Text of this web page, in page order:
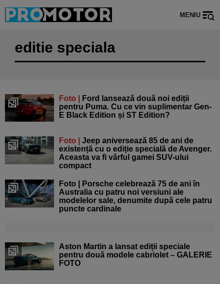
MENIU
editie speciala
Foto |
Ford lansează două noi ediții
pentru Puma. Cu ce vin suplimentar Gen-
E Black Edition și ST Edition?
Foto |
Jeep aniversează 85 de ani de
existență cu o ediție specială de Avenger.
Aceasta va fi vârful gamei SUV-ului
compact
Foto | Porsche celebrează 75 de ani în
Australia cu patru noi versiuni ale
modelelor sale, denumite după cele patru
puncte cardinale
Aston Martin a lansat ediții speciale
pentru două modele cabriolet – GALERIE
FOTO